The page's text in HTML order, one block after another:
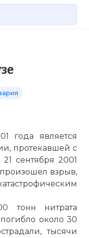
года является
протекавшей с
сентября 2001
произошел взрыв,
тонн нитрата
около 30
тысячи